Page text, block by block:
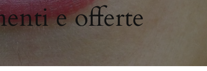
e offerte